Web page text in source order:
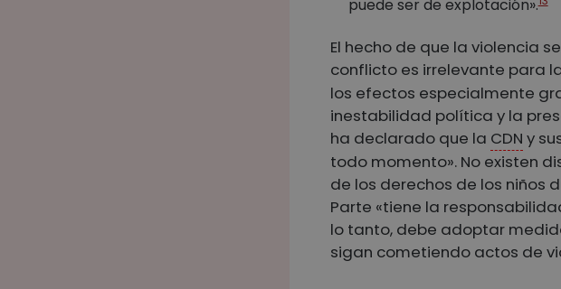
puede ser de explotación».
El hecho de que la violencia
conflicto es irrelevante para
los efectos especialmente
inestabilidad política y la
ha declarado que la CDN y
todo momento». No existen
de los derechos de los niños
Parte «tiene la
lo tanto, debe adoptar
sigan cometiendo actos de